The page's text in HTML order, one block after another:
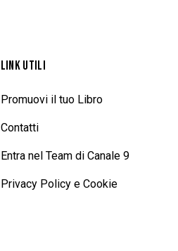
LINK UTILI
Promuovi il tuo Libro
Contatti
Entra nel Team di Canale 9
Privacy Policy e Cookie